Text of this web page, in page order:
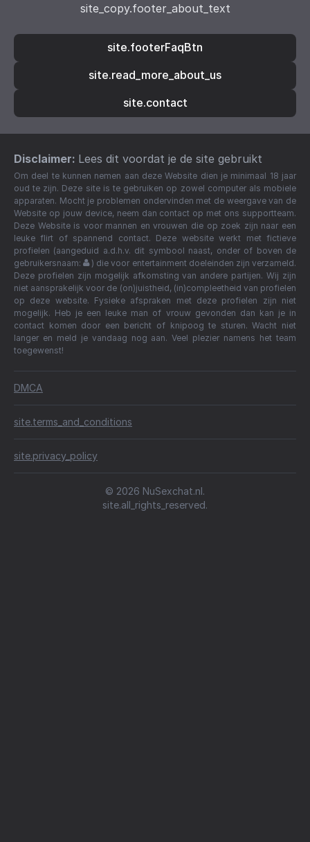
site_copy.footer_about_text
site.footerFaqBtn
site.read_more_about_us
site.contact
Disclaimer: Lees dit voordat je de site gebruikt
Om deel te kunnen nemen aan deze Website dien je minimaal 18 jaar
oud te zijn. Deze site is te gebruiken op zowel computer als mobiele
apparaten. Mocht je problemen ondervinden met de weergave van de
Website op jouw device, neem dan contact op met ons supportteam.
Deze Website is voor mannen en vrouwen die op zoek zijn naar een
leuke flirt of spannend contact. Deze website werkt met fictieve
profielen (aangeduid a.d.h.v. dit symbool naast, onder of boven de
gebruikersnaam:
) die voor entertainment doeleinden zijn verzameld.
Deze profielen zijn mogelijk afkomsting van andere partijen. Wij zijn
niet aansprakelijk voor de (on)juistheid, (in)compleetheid van profielen
op deze website. Fysieke afspraken met deze profielen zijn niet
mogelijk. Heb je een leuke man of vrouw gevonden dan kan je in
contact komen door een bericht of knipoog te sturen. Wacht niet
langer en meld je vandaag nog aan. Veel plezier namens het team
toegewenst!
DMCA
site.terms_and_conditions
site.privacy_policy
© 2026 NuSexchat.nl.
site.all_rights_reserved.